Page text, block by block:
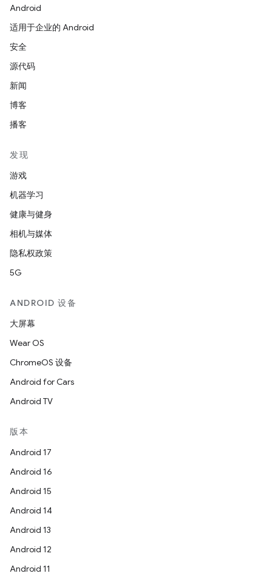
Android
适用于企业的 Android
安全
源代码
新闻
博客
播客
发现
游戏
机器学习
健康与健身
相机与媒体
隐私权政策
5G
ANDROID 设备
大屏幕
Wear OS
ChromeOS 设备
Android for Cars
Android TV
版本
Android 17
Android 16
Android 15
Android 14
Android 13
Android 12
Android 11